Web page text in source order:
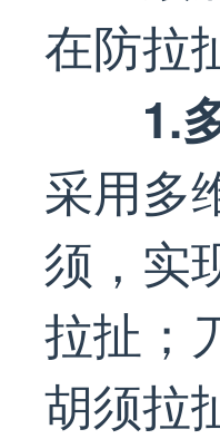
在防拉
1.
采用多
须，实
拉扯；
胡须拉